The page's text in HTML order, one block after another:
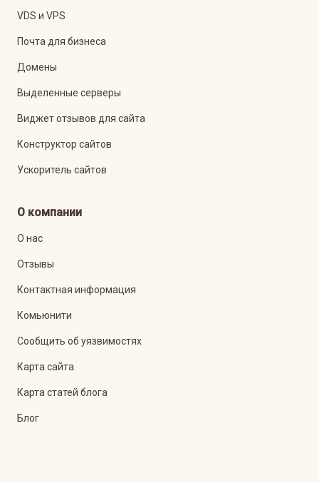
VDS и VPS
Почта для бизнеса
Домены
Выделенные серверы
Виджет отзывов для сайта
Конструктор сайтов
Ускоритель сайтов
О компании
О нас
Отзывы
Контактная информация
Комьюнити
Сообщить об уязвимостях
Карта сайта
Карта статей блога
Блог